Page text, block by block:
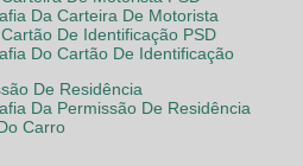
Da Carteira De Motorista
De Identificação PSD
Do Cartão De Identificação
De Residência
Da Permissão De Residência
Carro